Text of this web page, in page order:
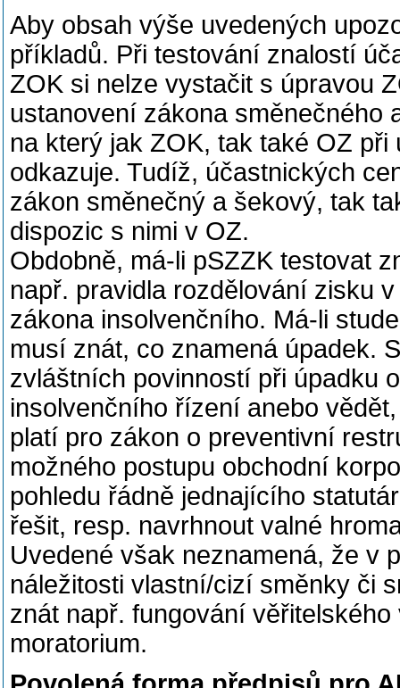
Aby obsah výše uvedených
příkladů. Při testování znalostí
ZOK si nelze vystačit s úpravou
ustanovení zákona směnečného
na který jak ZOK, tak také OZ
odkazuje. Tudíž, účastnických
zákon směnečný a šekový, tak
dispozic s nimi v OZ.
Obdobně, má-li pSZZK testovat
např. pravidla rozdělování zisku
zákona insolvenčního. Má-li
musí znát, co znamená úpadek.
zvláštních povinností při úpadku
insolvenčního řízení anebo
platí pro zákon o preventivní
možného postupu obchodní
pohledu řádně jednajícího
řešit, resp. navrhnout valné
Uvedené však neznamená, že v
náležitosti vlastní/cizí směnky či
znát např. fungování
moratorium.